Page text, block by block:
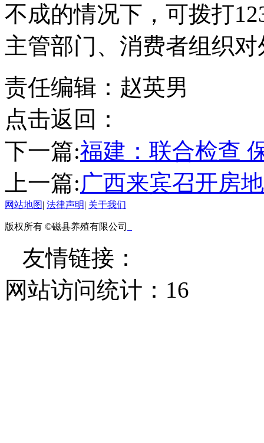
不成的情况下，可拨打
主管部门、消费者组织
责任编辑：赵英男
点击返回：
下一篇:福建：联合检查
上一篇:广西来宾召开房
网站地图| 法律声明| 关于我们
版权所有 ©磁县养殖有限公司
友情链接：
网站访问统计： 16